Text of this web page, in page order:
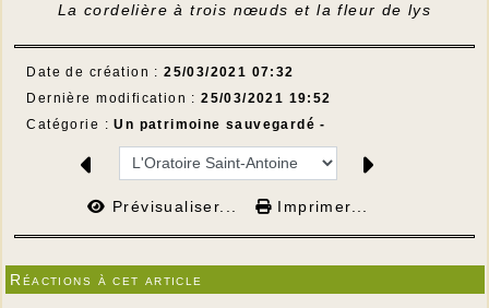
La cordelière à trois nœuds et la fleur de lys
Date de création :25/03/2021 07:32
Dernière modification :25/03/2021 19:52
Catégorie :Un patrimoine sauvegardé -
Prévisualiser... Imprimer...
Réactions à cet article